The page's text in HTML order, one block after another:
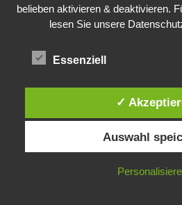
Lesenswerte über die
Zürich. Ob Musik, Kunst,
Veranstaltungskalender
Ihr Redaktionsteam
Rubriken
belieben aktivieren & deaktivieren.
lesen Sie unsere
Essenziell
✓
Auswahl